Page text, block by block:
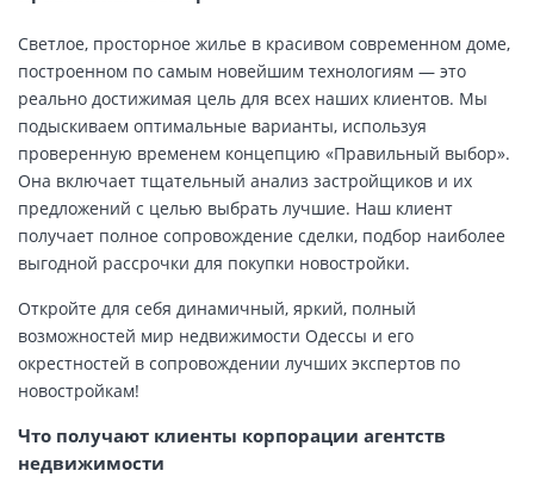
Светлое, просторное жилье в красивом современном доме,
построенном по самым новейшим технологиям — это
реально достижимая цель для всех наших клиентов. Мы
подыскиваем оптимальные варианты, используя
проверенную временем концепцию «Правильный выбор».
Она включает тщательный анализ застройщиков и их
предложений с целью выбрать лучшие. Наш клиент
получает полное сопровождение сделки, подбор наиболее
выгодной рассрочки для покупки новостройки.
Откройте для себя динамичный, яркий, полный
возможностей мир недвижимости Одессы и его
окрестностей в сопровождении лучших экспертов по
новостройкам!
Что получают клиенты корпорации агентств
недвижимости